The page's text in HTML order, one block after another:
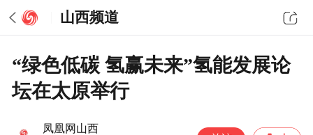
山西频道
“绿色低碳 氢赢未来”氢能发展论
坛在太原举行
凤凰网山西